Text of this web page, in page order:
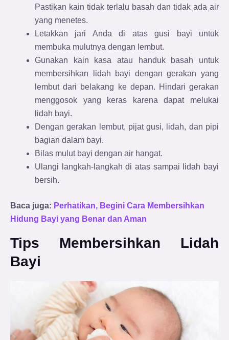
Pastikan kain tidak terlalu basah dan tidak ada air
yang menetes.
Letakkan jari Anda di atas gusi bayi untuk
membuka mulutnya dengan lembut.
Gunakan kain kasa atau handuk basah untuk
membersihkan lidah bayi dengan gerakan yang
lembut dari belakang ke depan. Hindari gerakan
menggosok yang keras karena dapat melukai
lidah bayi.
Dengan gerakan lembut, pijat gusi, lidah, dan pipi
bagian dalam bayi.
Bilas mulut bayi dengan air hangat.
Ulangi langkah-langkah di atas sampai lidah bayi
bersih.
Baca juga: Perhatikan, Begini Cara Membersihkan
Hidung Bayi yang Benar dan Aman
Tips Membersihkan Lidah
Bayi